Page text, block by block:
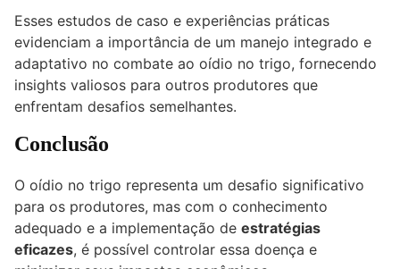
Esses estudos de caso e experiências práticas
evidenciam a importância de um manejo integrado e
adaptativo no combate ao oídio no trigo, fornecendo
insights valiosos para outros produtores que
enfrentam desafios semelhantes.
Conclusão
O oídio no trigo representa um desafio significativo
para os produtores, mas com o conhecimento
adequado e a implementação de estratégias
eficazes, é possível controlar essa doença e